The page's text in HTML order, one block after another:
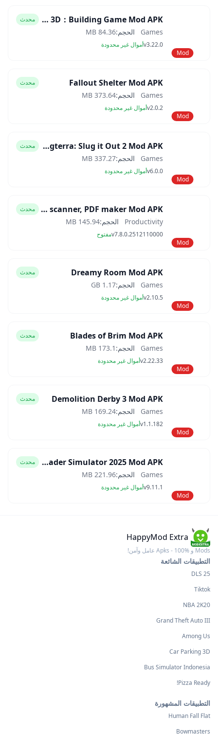
Mod
Block Craft 3D：Building Game Mod APK محدث
Games الحجم:84.36 MB
v3.22.0أموال غير محدودة
Mod
Fallout Shelter Mod APK محدث
Games الحجم:373.64 MB
v2.0.2أموال غير محدودة
Mod
Slugterra: Slug it Out 2 Mod APK محدث
Games الحجم:337.27 MB
v6.0.0أموال غير محدودة
Mod
CamScanner- scanner, PDF maker Mod APK محدث
Productivity الحجم:145.94 MB
v7.8.0.2512110000مفتوح
Mod
Dreamy Room Mod APK محدث
Games الحجم:1.17 GB
v2.10.5أموال غير محدودة
Mod
Blades of Brim Mod APK محدث
Games الحجم: 173.1 MB
v2.22.33أموال غير محدودة
Mod
Demolition Derby 3 Mod APK محدث
Games الحجم:169.24 MB
v1.1.182أموال غير محدودة
Mod
Car Trader Simulator 2025 Mod APK محدث
Games الحجم:221.96 MB
v9.11.1أموال غير محدودة
HappyMod Extra
Mods و Apks - 100% عامل وآمن!
التطبيقات الشائعة
DLS 25
Tiktok
NBA 2K20
Grand Theft Auto III
Among Us
Car Parking 3D
Bus Simulator Indonesia
Pizza Ready!
التطبيقات المشهورة
Human Fall Flat
Bowmasters